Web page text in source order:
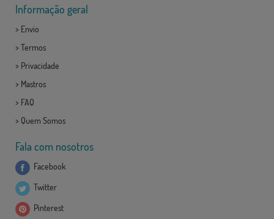
Informação geral
> Envio
> Termos
> Privacidade
> Mastros
> FAQ
> Quem Somos
Fala com nosotros
Facebook
Twitter
Pinterest